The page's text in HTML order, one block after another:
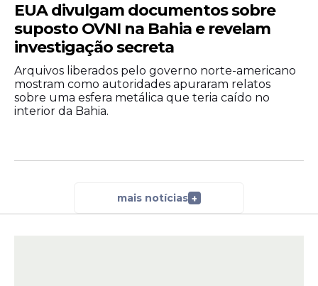
EUA divulgam documentos sobre
suposto OVNI na Bahia e revelam
investigação secreta
Arquivos liberados pelo governo norte-americano
mostram como autoridades apuraram relatos
sobre uma esfera metálica que teria caído no
interior da Bahia.
mais notícias +